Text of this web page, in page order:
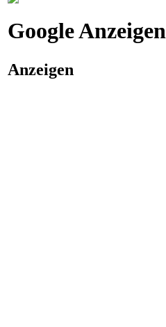
Google Anzeigen
Anzeigen